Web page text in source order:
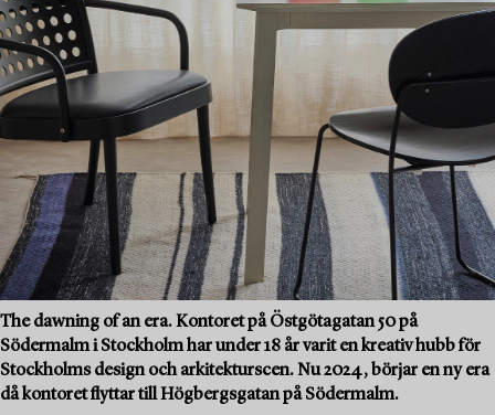
The dawning of an era. Kontoret på Östgötagatan 50 på
Södermalm i Stockholm har under 18 år varit en kreativ hubb för
Stockholms design och arkitekturscen. Nu 2024, börjar en ny era
då kontoret flyttar till Högbergsgatan på Södermalm.